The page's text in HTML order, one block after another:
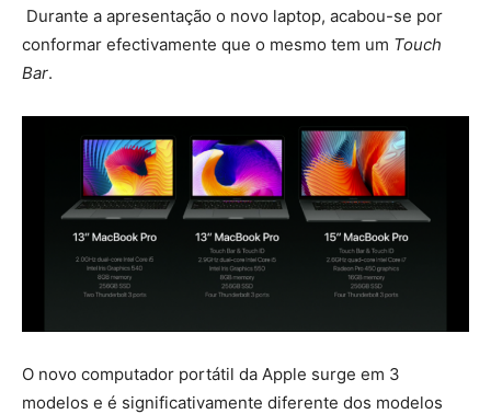
Durante a apresentação o novo laptop, acabou-se por
conformar efectivamente que o mesmo tem um Touch
Bar.
O novo computador portátil da Apple surge em 3
modelos e é significativamente diferente dos modelos